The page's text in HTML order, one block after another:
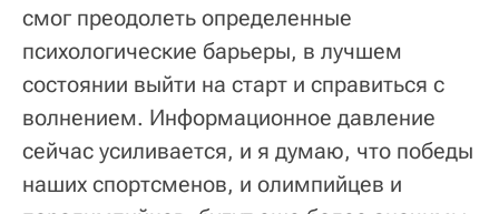
смог преодолеть определенные
психологические барьеры, в лучшем
состоянии выйти на старт и справиться с
волнением. Информационное давление
сейчас усиливается, и я думаю, что победы
наших спортсменов, и олимпийцев и